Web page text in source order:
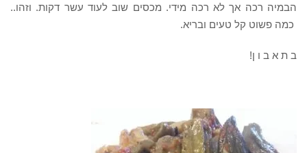
הבמיה רכה אך לא רכה מידי. מכסים שוב לעוד עשר דקות. וזהו..
כמה פשוט קל טעים ובריא.
ב ת א ב ו ן!